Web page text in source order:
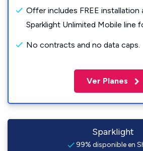
Offer includes FREE installation
Sparklight Unlimited Mobile line
No contracts and no data caps.
Ver Planes
Sparklight
99% disponible en